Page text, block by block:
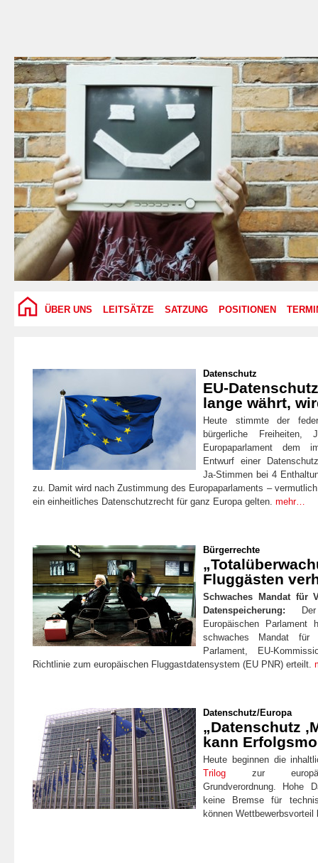
ÜBER UNS LEITSÄTZE SATZUNG POSITIONEN
Datenschutz
EU-
lange währt,
Heute stimmte der
bürgerliche
Europaparlament dem
Entwurf einer
Ja-Stimmen bei 4
zu. Damit wird nach Zustimmung des Europaparlaments –
ein einheitliches Datenschutzrecht für ganz Europa gelten. mehr…
Bürgerrechte
Fluggästen
Schwaches Mandat für
Datenspeicherung: Der
Europäischen
schwaches Mandat für
Parlament, EU-
Richtlinie zum europäischen Fluggastdatensystem (EU PNR) erteilt.
Datenschutz/Europa
„Datenschutz
kann
Heute beginnen die
Trilog zur
Grundverordnung. Hohe
keine Bremse für
können